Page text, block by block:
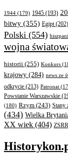
1944 (179) 1945 (193)
bitwy (355) Egipt(202)
Polski (554)
wojna
historii (255) Konkurs
krajowy (284) news ze
odkrycie (213) Patronat
Powstanie Warszawskie
(180) Rzym (243) Stany
(434) Wielka
XX wiek (404) ZSRR